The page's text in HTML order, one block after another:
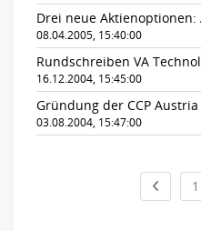
Drei neue Aktienoptionen:
08.04.2005, 15:40:00
Rundschreiben VA
16.12.2004, 15:45:00
Gründung der CCP Austria
03.08.2004, 15:47:00
1